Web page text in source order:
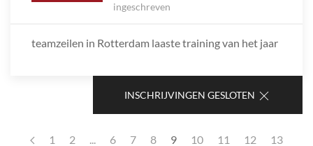
ingeschreven
teamzeilen in Rotterdam laaste training van het jaar
INSCHRIJVINGEN GESLOTEN
1 2 ... 6 7 8 9 10 11 12
13